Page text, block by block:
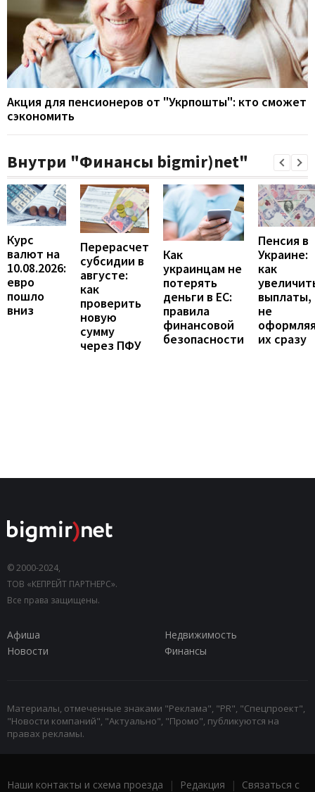
Акция для пенсионеров от "Укрпошты": кто сможет
сэкономить
Внутри "Финансы bigmir)net"
Курс
валют на
10.08.2026:
евро
пошло
вниз
Перерасчет
субсидии в
августе:
как
проверить
новую
сумму
через ПФУ
Как
украинцам не
потерять
деньги в ЕС:
правила
финансовой
безопасности
Пенсия в
Украине:
как
выплаты,
не
их сразу
© 2000-2024,
ТОВ «КЕПРЕЙТ ПАРТНЕРС».
Все права защищены.
Афиша
Недвижимость
Новости
Финансы
Материалы, отмеченные знаками "Реклама", "PR", "Спецпроект",
"Новости компаний", "Актуально", "Промо", публикуются на
правах рекламы.
Наши контакты и схема проезда | Редакция | Связаться с